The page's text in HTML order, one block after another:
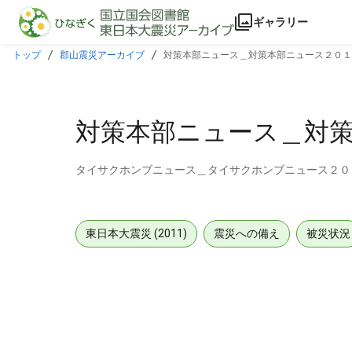
本文に飛ぶ
ギャラリー
トップ 郡山震災アーカイブ 対策本部ニュース＿対策本部ニュース２０
対策本部ニュース＿対
タイサクホンブニュース＿タイサクホンブニュース２０
東日本大震災 (2011) 震災への備え 被災状況